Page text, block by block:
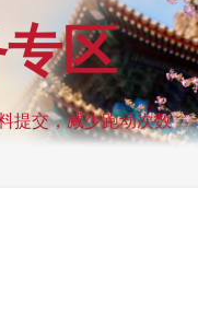
区
提交，减少跑动次数